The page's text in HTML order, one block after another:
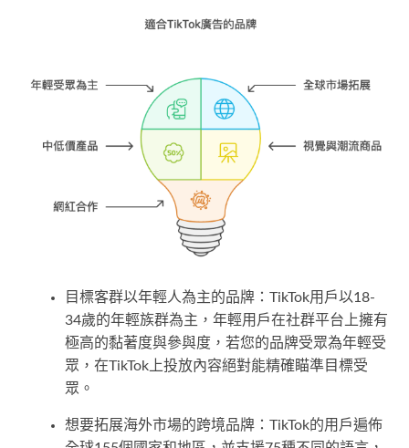
目標客群以年輕人為主的品牌：TikTok用戶以18-
34歲的年輕族群為主，年輕用戶在社群平台上擁有
極高的黏著度與參與度，若您的品牌受眾為年輕受
眾，在TikTok上投放內容絕對能精確瞄準目標受
眾。
想要拓展海外市場的跨境品牌：TikTok的用戶遍佈